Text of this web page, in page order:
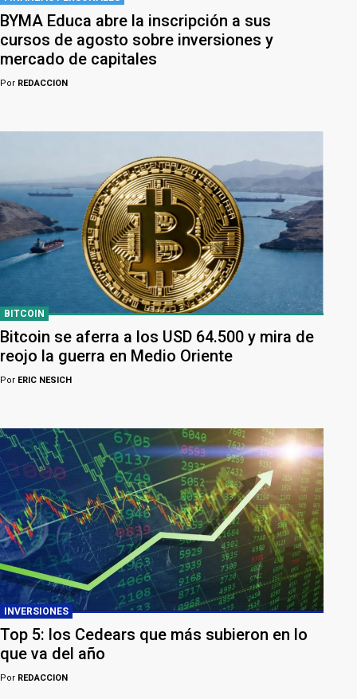
BYMA Educa abre la inscripción a sus
cursos de agosto sobre inversiones y
mercado de capitales
Por REDACCION
BITCOIN
Bitcoin se aferra a los USD 64.500 y mira de
reojo la guerra en Medio Oriente
Por ERIC NESICH
INVERSIONES
Top 5: los Cedears que más subieron en lo
que va del año
Por REDACCION